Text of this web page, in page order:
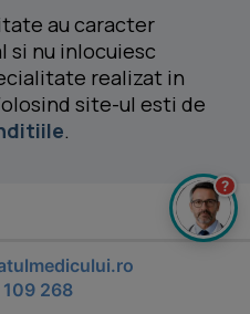
au caracter
si nu inlocuiesc
realizat in
site-ul esti de
.
268
?